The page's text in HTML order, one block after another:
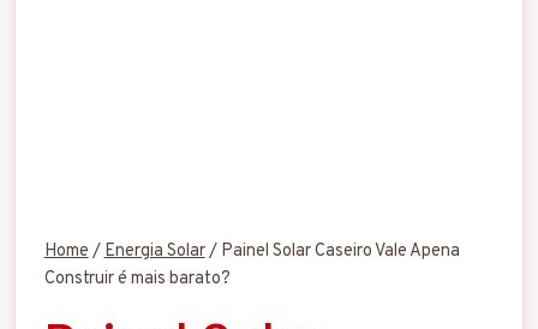
Home/Energia Solar/ Painel Solar Caseiro Vale Apena
Construir é mais barato?